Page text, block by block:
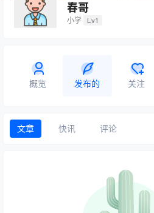
春哥
小学 Lv1
概览 发布的 关注
文章 快讯 评论